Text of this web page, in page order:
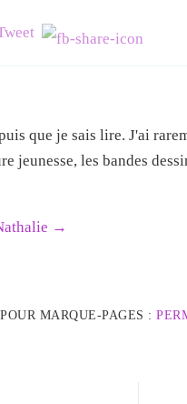
que je sais lire. J'ai
jeunesse, les bandes
→
MARQUE-PAGES :